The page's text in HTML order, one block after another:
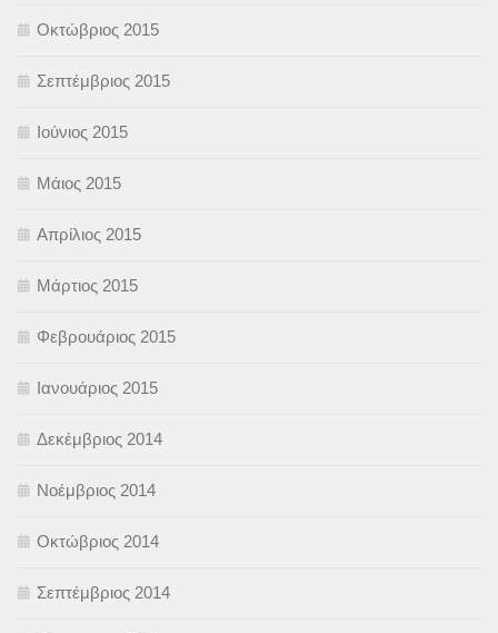
Οκτώβριος 2015
Σεπτέμβριος 2015
Ιούνιος 2015
Μάιος 2015
Απρίλιος 2015
Μάρτιος 2015
Φεβρουάριος 2015
Ιανουάριος 2015
Δεκέμβριος 2014
Νοέμβριος 2014
Οκτώβριος 2014
Σεπτέμβριος 2014